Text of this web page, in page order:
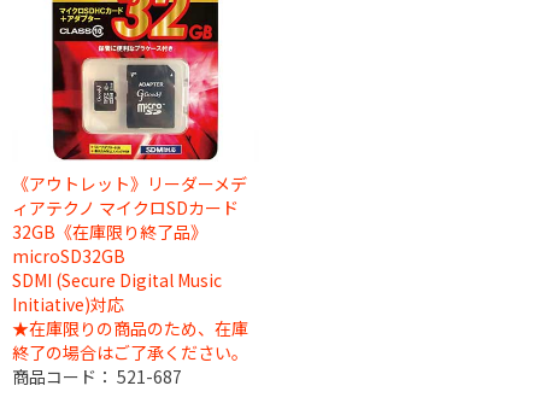
《アウトレット》リーダーメデ
ィアテクノ マイクロSDカード
32GB《在庫限り終了品》
microSD32GB
SDMI (Secure Digital Music
Initiative)対応
★在庫限りの商品のため、在庫
終了の場合はご了承ください。
商品コード： 521-687